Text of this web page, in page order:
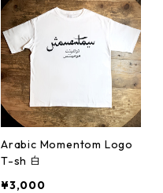
Arabic Momentom Logo
T-sh 白
¥3,000